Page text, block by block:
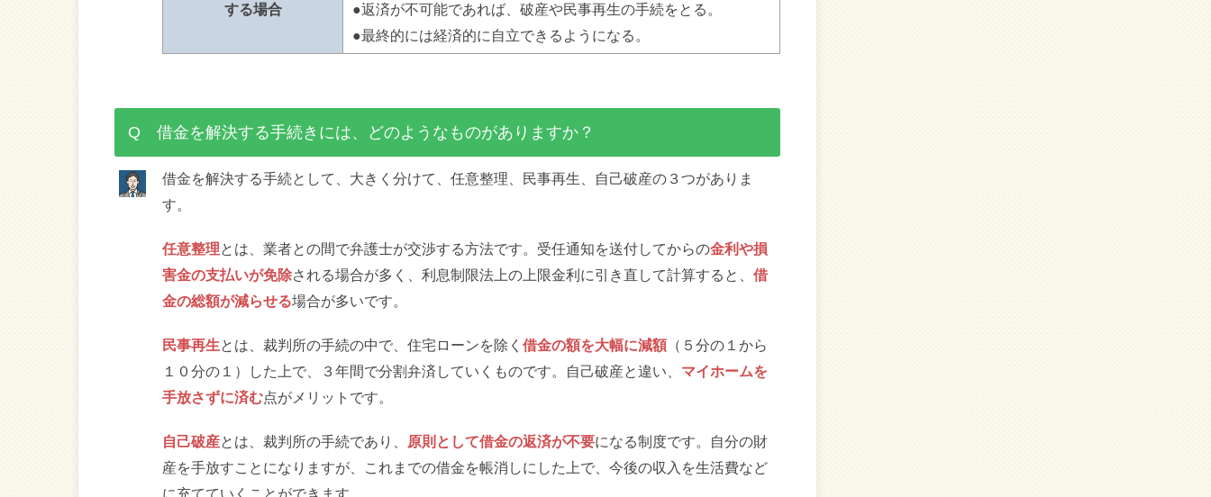
する場合
●返済が不可能であれば、破産や民事再生の手続をとる。
●最終的には経済的に自立できるようになる。
Q 借金を解決する手続きには、どのようなものがありますか？
借金を解決する手続として、大きく分けて、任意整理、民事再生、自己破産の３つがありま
す。
任意整理とは、業者との間で弁護士が交渉する方法です。受任通知を送付してからの金利や損
害金の支払いが免除される場合が多く、利息制限法上の上限金利に引き直して計算すると、 借
金の総額が減らせる場合が多いです。
民事再生とは、裁判所の手続の中で、住宅ローンを除く 借金の額を大幅に減額（５分の１から
１０分の１）した上で、３年間で分割弁済していくものです。自己破産と違い、 マイホームを
手放さずに済む点がメリットです。
自己破産とは、裁判所の手続であり、 原則として借金の返済が不要になる制度です。自分の財
産を手放すことになりますが、これまでの借金を帳消しにした上で、今後の収入を生活費など
に充てていくことができます。